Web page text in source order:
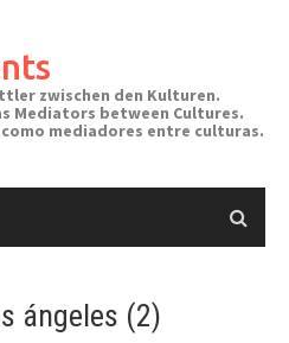
zwischen den Kulturen.
Mediators between Cultures.
mediadores entre culturas.
ángeles (2)